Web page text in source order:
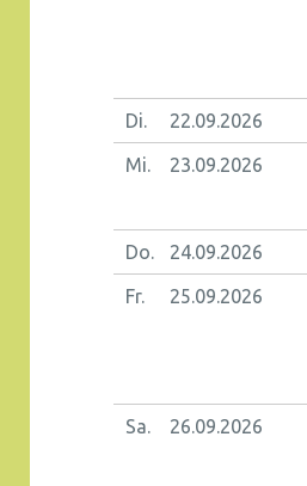
Di. 22.09.2026
Mi. 23.09.2026
Do. 24.09.2026
Fr. 25.09.2026
Sa. 26.09.2026